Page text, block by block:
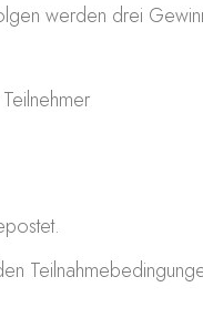
werden drei